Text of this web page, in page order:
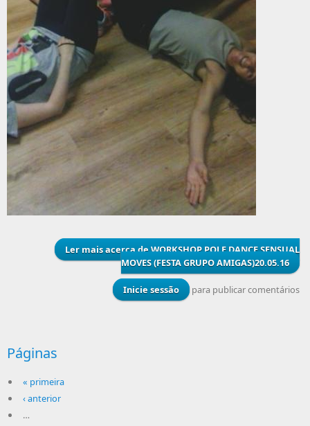
Ler maisacerca de WORKSHOP POLE DANCE SENSUAL
MOVES (FESTA GRUPO AMIGAS)20.05.16
Inicie sessão para publicar comentários
Páginas
« primeira
‹ anterior
…